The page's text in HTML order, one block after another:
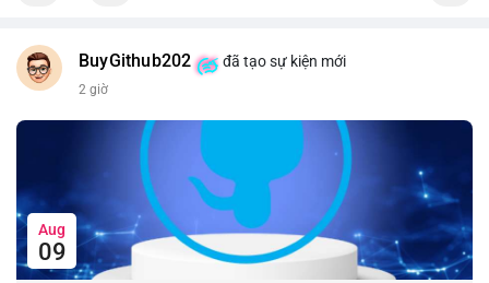
BuyGithub202 đã tạo sự kiện mới
2 giờ
Aug
09